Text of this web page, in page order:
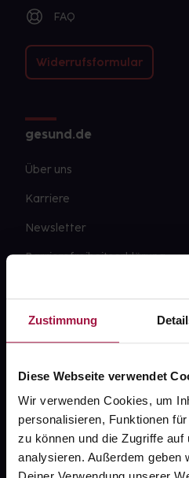
Zustimmung
Diese Webseite verwendet
Wir verwenden Cookies, um
personalisieren, Funktionen
zu können und die Zugriffe auf
analysieren. Außerdem geben
FAQ
Widerrufsformular
gesund.de
Über uns
Karriere
Newsletter
Barrierefreiheitserklärung
gesund-versorger.de
Sanitätshäuser
Datenschutz
AGB
Impressum